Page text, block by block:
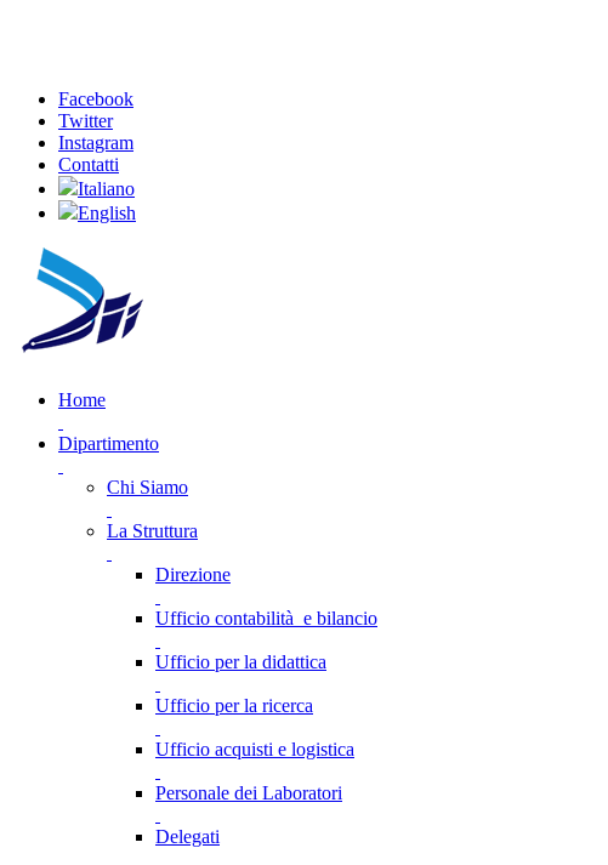
Facebook
Twitter
Instagram
Contatti
Italiano
English
Home
Dipartimento
Chi Siamo
La Struttura
Direzione
Ufficio contabilità e bilancio
Ufficio per la didattica
Ufficio per la ricerca
Ufficio acquisti e logistica
Personale dei Laboratori
Delegati